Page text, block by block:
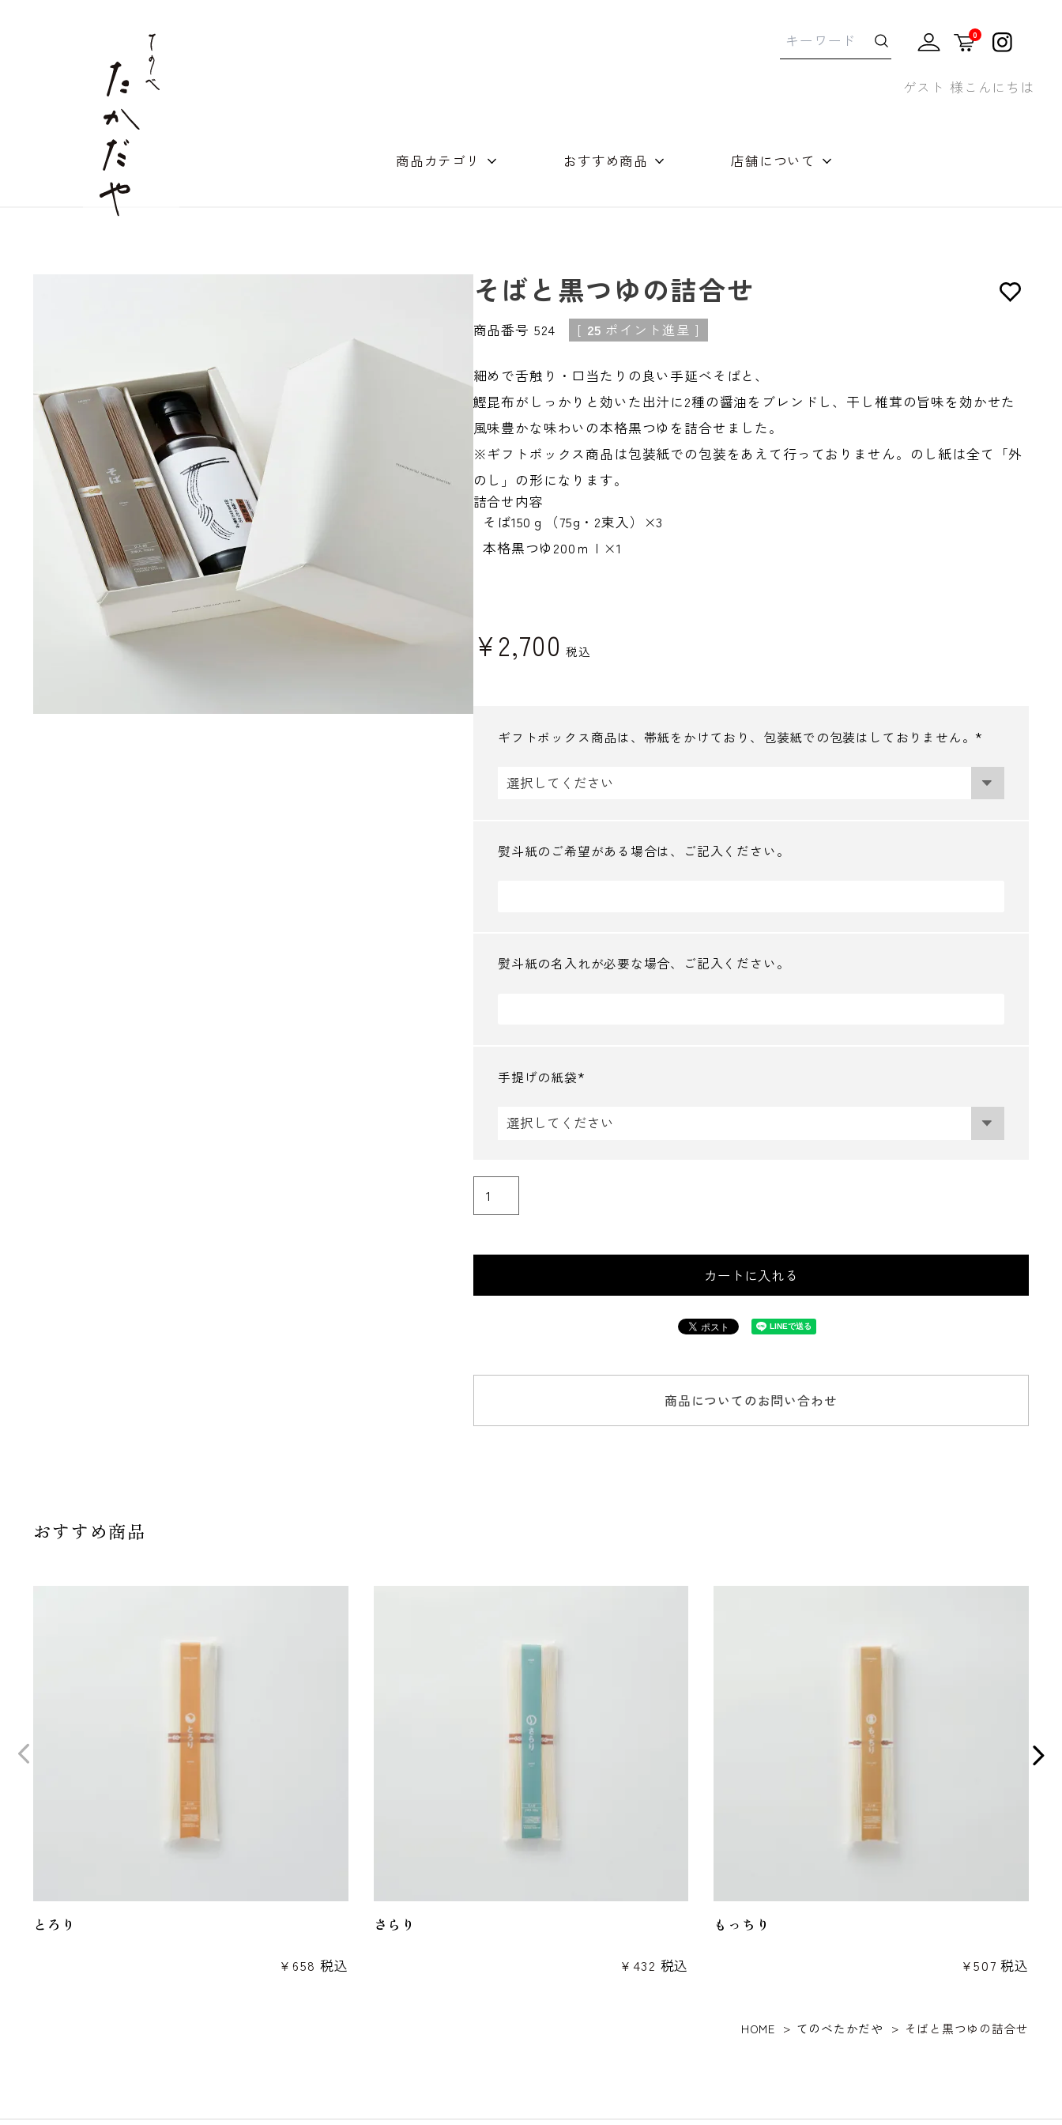
商品カテゴリ
スイーツ その他
おすすめ商品 店舗について
0
ゲスト 様こんにちは
そばと黒つゆの詰合せ
商品番号 524 [ 25 ポイント進呈 ]
細めで舌触り・口当たりの良い手延べそばと、
鰹昆布がしっかりと効いた出汁に2種の醤油をブレンドし、干し椎茸の旨味を効かせた
風味豊かな味わいの本格黒つゆを詰合せました。
※ギフトボックス商品は包装紙での包装をあえて行っておりません。のし紙は全て「外
のし」の形になります。
詰合せ内容
そば150ｇ（75g・2束入）×3
本格黒つゆ200ｍｌ×1
¥2,700 税込
ギフトボックス商品は、帯紙をかけており、包装紙での包装はしておりません。
須
熨斗紙のご希望がある場合は、ご記入ください。
熨斗紙の名入れが必要な場合、ご記入ください。
手提げの紙袋
必
カートに入れる
商品についてのお問い合わせ
おすすめ商品
とろり
¥ 658 税込
さらり
¥ 432 税込
もっちり
¥507 税込
HOME てのべたかだや そばと黒つゆの詰合せ